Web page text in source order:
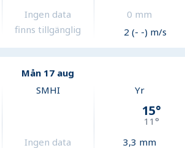
Ingen data
finns tillgänglig
0 mm
2 (- -) m/s
Mån 17 aug
SMHI
Ingen data
Yr
15°
11°
3,3 mm